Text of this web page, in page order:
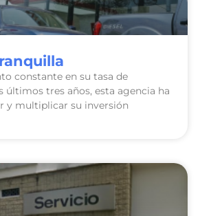
constante en su tasa de
últimos tres años, esta agencia ha
y multiplicar su inversión